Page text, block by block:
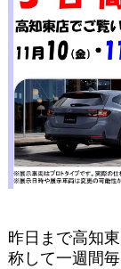
昨日まで高知
称して一週間